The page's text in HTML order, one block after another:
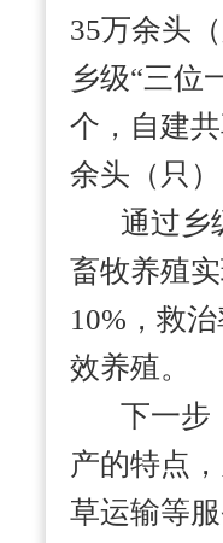
35万余头
乡级“三位
个，自建
余头（只
通过乡
畜牧养殖
10%，救
效养殖。
下一步
产的特点
草运输等